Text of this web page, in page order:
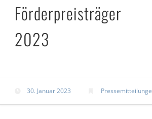
Förderpreisträger
2023
30. Januar 2023